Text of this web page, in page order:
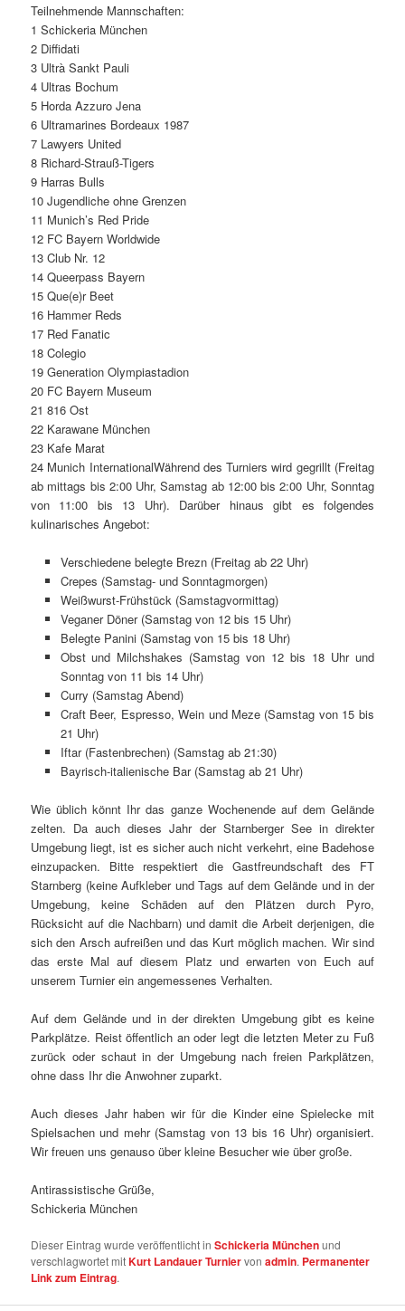
Teilnehmende Mannschaften:
1 Schickeria München
2 Diffidati
3 Ultrà Sankt Pauli
4 Ultras Bochum
5 Horda Azzuro Jena
6 Ultramarines Bordeaux 1987
7 Lawyers United
8 Richard-Strauß-Tigers
9 Harras Bulls
10 Jugendliche ohne Grenzen
11 Munich’s Red Pride
12 FC Bayern Worldwide
13 Club Nr. 12
14 Queerpass Bayern
15 Que(e)r Beet
16 Hammer Reds
17 Red Fanatic
18 Colegio
19 Generation Olympiastadion
20 FC Bayern Museum
21 816 Ost
22 Karawane München
23 Kafe Marat
24 Munich InternationalWährend des Turniers wird gegrillt (Freitag
ab mittags bis 2:00 Uhr, Samstag ab 12:00 bis 2:00 Uhr, Sonntag
von 11:00 bis 13 Uhr). Darüber hinaus gibt es folgendes
kulinarisches Angebot:
Verschiedene belegte Brezn (Freitag ab 22 Uhr)
Crepes (Samstag- und Sonntagmorgen)
Weißwurst-Frühstück (Samstagvormittag)
Veganer Döner (Samstag von 12 bis 15 Uhr)
Belegte Panini (Samstag von 15 bis 18 Uhr)
Obst und Milchshakes (Samstag von 12 bis 18 Uhr und
Sonntag von 11 bis 14 Uhr)
Curry (Samstag Abend)
Craft Beer, Espresso, Wein und Meze (Samstag von 15 bis
21 Uhr)
Iftar (Fastenbrechen) (Samstag ab 21:30)
Bayrisch-italienische Bar (Samstag ab 21 Uhr)
Wie üblich könnt Ihr das ganze Wochenende auf dem Gelände
zelten. Da auch dieses Jahr der Starnberger See in direkter
Umgebung liegt, ist es sicher auch nicht verkehrt, eine Badehose
einzupacken. Bitte respektiert die Gastfreundschaft des FT
Starnberg (keine Aufkleber und Tags auf dem Gelände und in der
Umgebung, keine Schäden auf den Plätzen durch Pyro,
Rücksicht auf die Nachbarn) und damit die Arbeit derjenigen, die
sich den Arsch aufreißen und das Kurt möglich machen. Wir sind
das erste Mal auf diesem Platz und erwarten von Euch auf
unserem Turnier ein angemessenes Verhalten.
Auf dem Gelände und in der direkten Umgebung gibt es keine
Parkplätze. Reist öffentlich an oder legt die letzten Meter zu Fuß
zurück oder schaut in der Umgebung nach freien Parkplätzen,
ohne dass Ihr die Anwohner zuparkt.
Auch dieses Jahr haben wir für die Kinder eine Spielecke mit
Spielsachen und mehr (Samstag von 13 bis 16 Uhr) organisiert.
Wir freuen uns genauso über kleine Besucher wie über große.
Antirassistische Grüße,
Schickeria München
Dieser Eintrag wurde veröffentlicht inSchickeria Münchenund
verschlagwortet mitKurt Landauer Turniervonadmin. Permanenter
Link zum Eintrag.